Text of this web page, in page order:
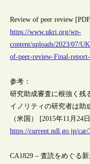
Review of peer review
https://www.ukri.org/wp-
content/uploads/2023/07/
of-peer-review-Final-
参考：
研究助成審査に根強く
イノリティの研究者は助
（米国） [2015年11月24
https://current.ndl.go.jp/car/
CA1829 – 査読をめぐる